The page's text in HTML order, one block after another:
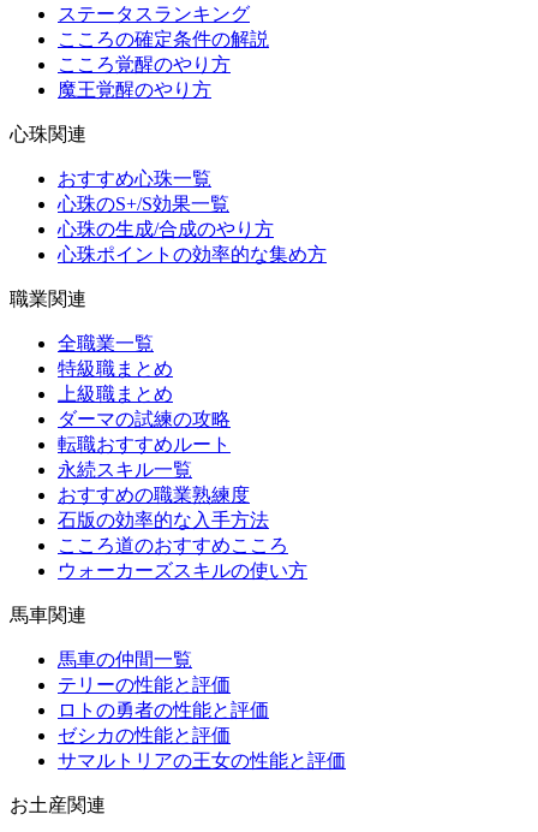
ステータスランキング
こころの確定条件の解説
こころ覚醒のやり方
魔王覚醒のやり方
心珠関連
おすすめ心珠一覧
心珠のS+/S効果一覧
心珠の生成/合成のやり方
心珠ポイントの効率的な集め方
職業関連
全職業一覧
特級職まとめ
上級職まとめ
ダーマの試練の攻略
転職おすすめルート
永続スキル一覧
おすすめの職業熟練度
石版の効率的な入手方法
こころ道のおすすめこころ
ウォーカーズスキルの使い方
馬車関連
馬車の仲間一覧
テリーの性能と評価
ロトの勇者の性能と評価
ゼシカの性能と評価
サマルトリアの王女の性能と評価
お土産関連